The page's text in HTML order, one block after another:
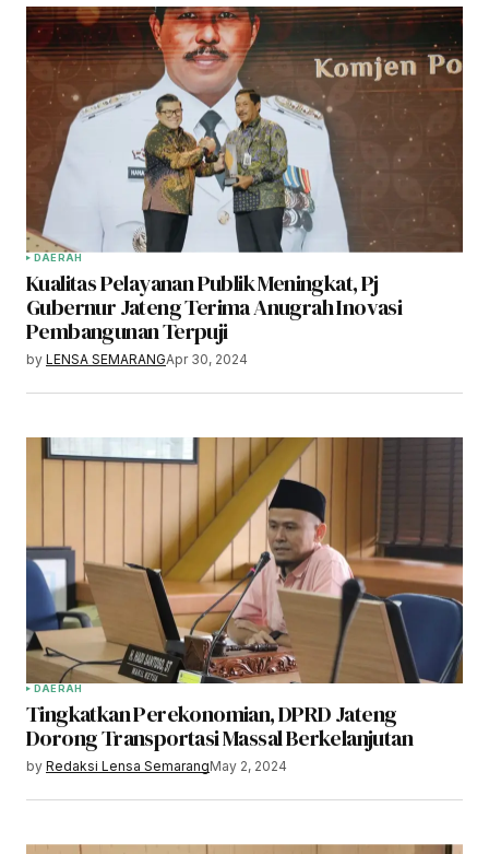
DAERAH
Kualitas Pelayanan Publik Meningkat, Pj
Gubernur Jateng Terima Anugrah Inovasi
Pembangunan Terpuji
by LENSA SEMARANGApr 30, 2024
DAERAH
Tingkatkan Perekonomian, DPRD Jateng
Dorong Transportasi Massal Berkelanjutan
by Redaksi Lensa SemarangMay 2, 2024